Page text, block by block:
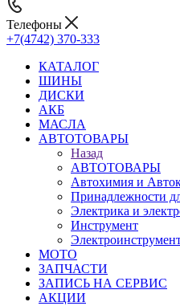
Телефоны
+7(4742) 370-333
КАТАЛОГ
ШИНЫ
ДИСКИ
АКБ
МАСЛА
АВТОТОВАРЫ
Назад
АВТОТОВАРЫ
Автохимия и
Принадлежности
Электрика и
Инструмент
МОТО
ЗАПЧАСТИ
ЗАПИСЬ НА СЕРВИС
АКЦИИ